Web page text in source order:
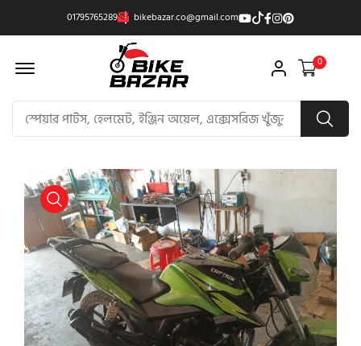
01795765289 bikebazar.co@gmail.com
Offcanvas Menu Open 0
product view